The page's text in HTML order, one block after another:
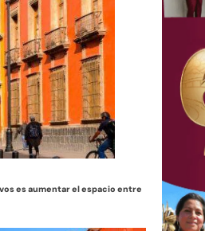
es aumentar el espacio entre